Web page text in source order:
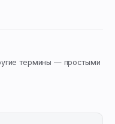
термины — простыми